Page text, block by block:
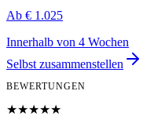
Ab € 1.025
Innerhalb von 4 Wochen
Selbst zusammenstellen
BEWERTUNGEN
★★★★★